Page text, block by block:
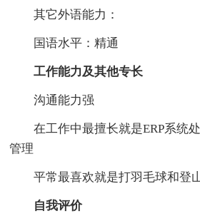
其它外语能力：
国语水平：精通
工作能力及其他专长
沟通能力强
在工作中最擅长就是ERP系统处
管理
平常最喜欢就是打羽毛球和登
自我评价